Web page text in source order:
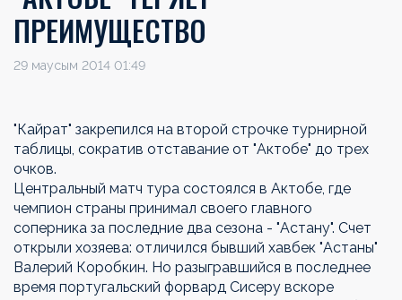
ПРЕИМУЩЕСТВО
29 маусым 2014 01:49
"Кайрат" закрепился на второй строчке турнирной
таблицы, сократив отставание от "Актобе" до трех
очков.
Центральный матч тура состоялся в Актобе, где
чемпион страны принимал своего главного
соперника за последние два сезона - "Астану". Счет
открыли хозяева: отличился бывший хавбек "Астаны"
Валерий Коробкин. Но разыгравшийся в последнее
время португальский форвард Сисеру вскоре